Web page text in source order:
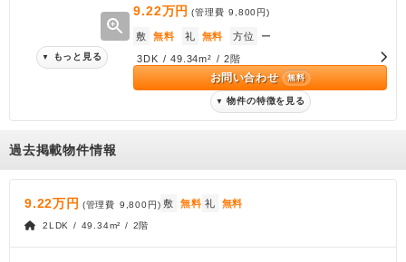
zoom_in
▼ もっと見る
9.22万円 (管理費9,800円)
敷 無料 礼 無料 方位 ー
3DK / 49.34m² / 2階
お問い合わせ 無料
▼ 物件の特徴を見る
過去掲載物件情報
9.22万円 (管理費 9,800円) 敷 無料 礼 無料
2LDK / 49.34m² / 2階